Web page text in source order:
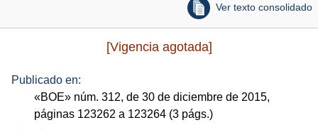
Ver texto consolidado
[Vigencia agotada]
Publicado en:
«BOE» núm. 312, de 30 de diciembre de 2015,
páginas 123262 a 123264 (3 págs.)